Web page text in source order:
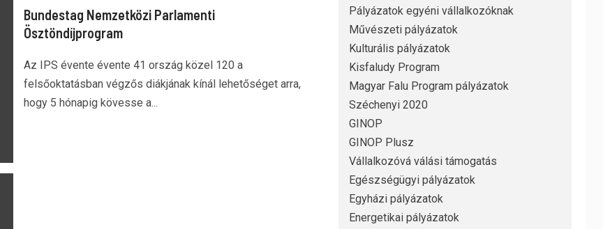
Bundestag Nemzetközi Parlamenti
Ösztöndíjprogram
Az IPS évente évente 41 ország közel 120 a
felsőoktatásban végzős diákjának kínál lehetőséget arra,
hogy 5 hónapig kövesse a...
Pályázatok egyéni vállalkozóknak
Művészeti pályázatok
Kulturális pályázatok
Kisfaludy Program
Magyar Falu Program pályázatok
Széchenyi 2020
GINOP
GINOP Plusz
Vállalkozóvá válási támogatás
Egészségügyi pályázatok
Egyházi pályázatok
Energetikai pályázatok